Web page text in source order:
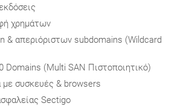
χρημάτων
& απεριόριστων subdomains (Wildcard
Domains (Multi SAN Πιστοποιητικό)
με συσκευές & browsers
Sectigo